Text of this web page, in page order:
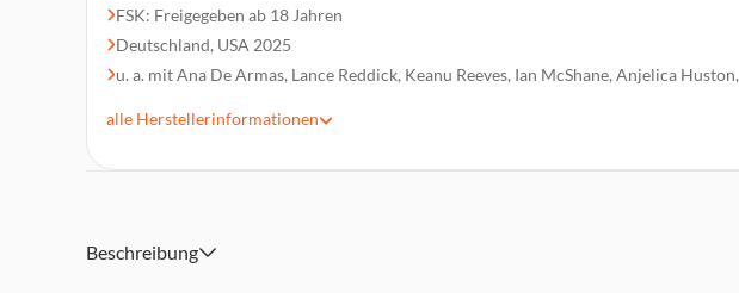
FSK: Freigegeben ab 18 Jahren
Deutschland, USA 2025
u. a. mit Ana De Armas, Lance Reddick, Keanu Reeves, Ian McShane, Anjelica Huston,
Regie: Len Wiseman
alle Herstellerinformationen
Beschreibung